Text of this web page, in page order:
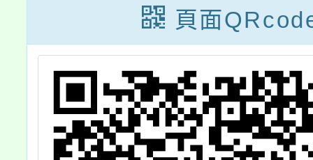
衡酌志工年齡、
體力及服務性質
等因素，彈性規
劃服務時段一
案，請查照。
學
案」
明，
頁面